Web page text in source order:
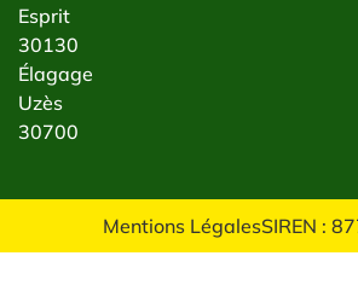
Esprit
30130
Élagage
Uzès
30700
Mentions LégalesSIREN :